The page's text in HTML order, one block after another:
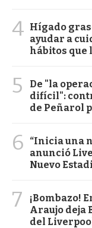
4 Hígado
ayudar a
hábitos que
5
De "la
difícil":
de Peñarol
6
“Inicia una
anunció
Nuevo
7
¡Bombazo!
Araujo deja
del